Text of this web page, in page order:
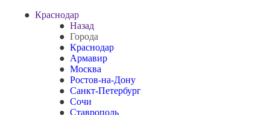
Краснодар
Назад
Города
Краснодар
Армавир
Москва
Ростов-на-Дону
Санкт-Петербург
Сочи
Ставрополь